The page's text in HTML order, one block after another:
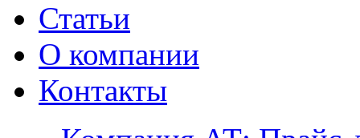
Статьи
О компании
Контакты